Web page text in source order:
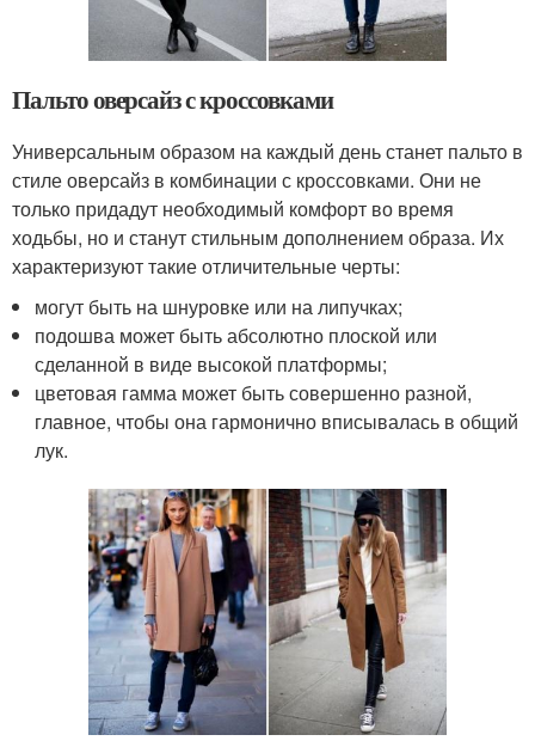
Пальто оверсайз с кроссовками
Универсальным образом на каждый день станет пальто в
стиле оверсайз в комбинации с кроссовками. Они не
только придадут необходимый комфорт во время
ходьбы, но и станут стильным дополнением образа. Их
характеризуют такие отличительные черты:
могут быть на шнуровке или на липучках;
подошва может быть абсолютно плоской или
сделанной в виде высокой платформы;
цветовая гамма может быть совершенно разной,
главное, чтобы она гармонично вписывалась в общий
лук.